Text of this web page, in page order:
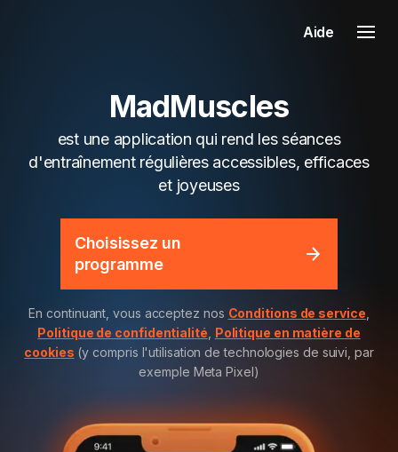
Aide
MadMuscles
est une application qui rend les séances
d'entraînement régulières accessibles, efficaces
et joyeuses
Choisissez un
programme
En continuant, vous acceptez nos Conditions de service
Politique de confidentialité Politique en matière de
cookies (y compris l'utilisation de technologies de suivi, par
exemple Meta Pixel)